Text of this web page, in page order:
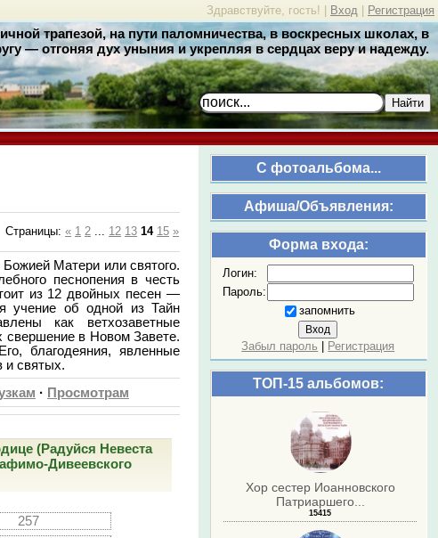
Здравствуйте, гость! | Вход Регистрация
трапезой, на пути паломничества, в воскресных школах, в
— отгоняя дух уныния и укрепляя в сердцах веру и надежду.
Найти
C фотоальбома...
Афиша/Объявления:
Форма входа:
Логин:
Пароль:
запомнить
Забыл пароль Регистрация
ТОП-15 альбомов:
Хор сестер Иоанновского
Патриаршего...
15415
Страницы:« 1 2 ... 12 13 14 15 »
Матери или святого.
песнопения в честь
из 12 двойных песен —
учение об одной из Тайн
как ветхозаветные
свершение в Новом Завете.
благодеяния, явленные
и святых.
· Просмотрам
(Радуйся Невеста
Дивеевского
257